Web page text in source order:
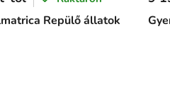
Repülő állatok